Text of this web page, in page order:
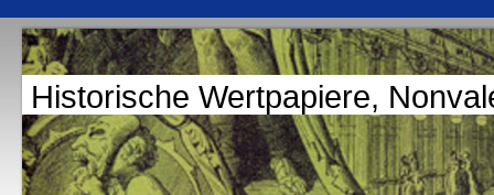
Historische Wertpapiere,